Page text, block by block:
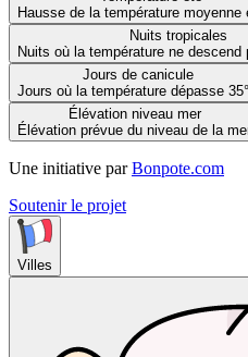
Hausse de la température moyenne
Nuits tropicales
Nuits où la température ne descend
Jours de canicule
Jours où la température dépasse
Élévation niveau mer
Élévation prévue du niveau de la
Une initiative par Bonpote.com
Soutenir le projet
Villes